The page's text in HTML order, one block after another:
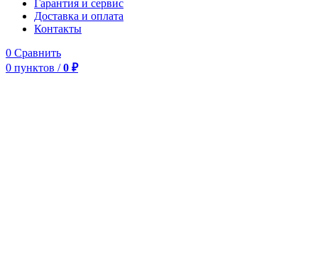
Гарантия и сервис
Доставка и оплата
Контакты
0 Сравнить
0 пунктов / 0 ₽